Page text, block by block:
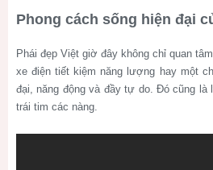
Phong cách sống hiện đại
Phái đẹp Việt giờ đây không chỉ quan
xe điện tiết kiệm năng lượng hay một
đại, năng động và đầy tự do. Đó cũng là
trái tim các nàng.